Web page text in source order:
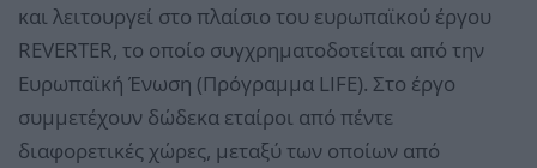
και λειτουργεί στο πλαίσιο του ευρωπαϊκού έργου
REVERTER, το οποίο συγχρηματοδοτείται από την
Ευρωπαϊκή Ένωση (Πρόγραμμα LIFE). Στο έργο
συμμετέχουν δώδεκα εταίροι από πέντε
διαφορετικές χώρες, μεταξύ των οποίων από